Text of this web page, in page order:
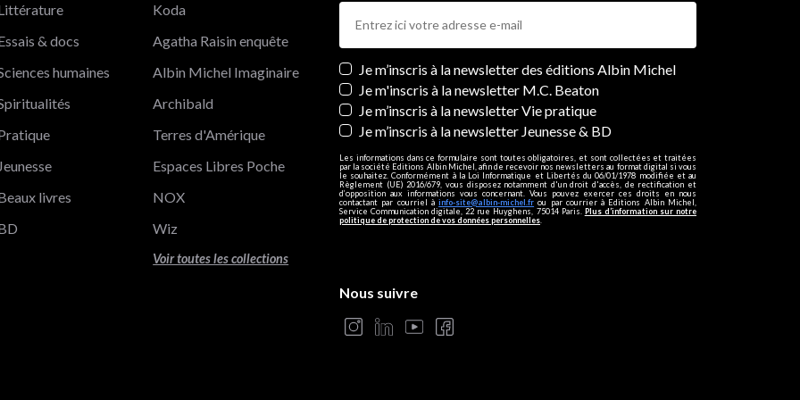
Newsletters
Je m’inscris à la newsletter des éditions Albin Michel
Je m'inscris à la newsletter M.C. Beaton
Je m’inscris à la newsletter Vie pratique
Je m’inscris à la newsletter Jeunesse & BD
Les informations dans ce formulaire sont toutes obligatoires, et sont collectées et traitées
par la société Editions Albin Michel, afin de recevoir nos newsletters au format digital si vous
le souhaitez. Conformément à la Loi Informatique et Libertés du 06/01/1978 modifiée et au
Règlement (UE) 2016/679, vous disposez notamment d'un droit d'accès, de rectification et
d’opposition aux informations vous concernant. Vous pouvez exercer ces droits en nous
contactant par courriel àinfo-site@albin-michel.fr ou par courrier à Editions Albin Michel,
Service Communication digitale, 22 rue Huyghens, 75014 Paris. Plus d’information sur notre
politique de protection de vos données personnelles
& docs
humaines
Jeunesse
livres
Koda
Agatha Raisin enquête
Albin Michel Imaginaire
Archibald
Terres d'Amérique
Espaces Libres Poche
NOX
Wiz
Voir toutes les collections
Nous suivre